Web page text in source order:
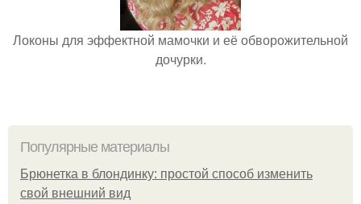
Локоны для эффектной мамочки и её обворожительной
дочурки.
Популярные материалы
Брюнетка в блондинку: простой способ изменить
свой внешний вид